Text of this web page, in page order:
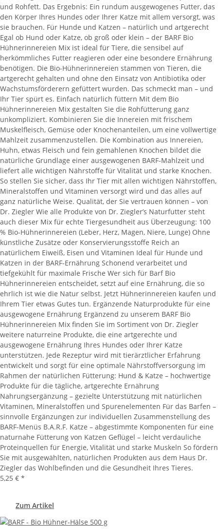
und Rohfett. Das Ergebnis: Ein rundum ausgewogenes Futter, das
den Körper Ihres Hundes oder Ihrer Katze mit allem versorgt, was
sie brauchen. Für Hunde und Katzen – natürlich und artgerecht
Egal ob Hund oder Katze, ob groß oder klein – der BARF Bio
Hühnerinnereien Mix ist ideal für Tiere, die sensibel auf
herkömmliches Futter reagieren oder eine besondere Ernährung
benötigen. Die Bio-Hühnerinnereien stammen von Tieren, die
artgerecht gehalten und ohne den Einsatz von Antibiotika oder
Wachstumsförderern gefüttert wurden. Das schmeckt man – und
Ihr Tier spürt es. Einfach natürlich füttern Mit dem Bio
Hühnerinnereien Mix gestalten Sie die Rohfütterung ganz
unkompliziert. Kombinieren Sie die Innereien mit frischem
Muskelfleisch, Gemüse oder Knochenanteilen, um eine vollwertige
Mahlzeit zusammenzustellen. Die Kombination aus Innereien,
Huhn, etwas Fleisch und fein gemahlenen Knochen bildet die
natürliche Grundlage einer ausgewogenen BARF-Mahlzeit und
liefert alle wichtigen Nährstoffe für Vitalität und starke Knochen.
So stellen Sie sicher, dass Ihr Tier mit allen wichtigen Nährstoffen,
Mineralstoffen und Vitaminen versorgt wird und das alles auf
ganz natürliche Weise. Qualität, der Sie vertrauen können – von
Dr. Ziegler Wie alle Produkte von Dr. Ziegler’s Naturfutter steht
auch dieser Mix für echte Tiergesundheit aus Überzeugung: 100
% Bio-Hühnerinnereien (Leber, Herz, Magen, Niere, Lunge) Ohne
künstliche Zusätze oder Konservierungsstoffe Reich an
natürlichem Eiweiß, Eisen und Vitaminen Ideal für Hunde und
Katzen in der BARF-Ernährung Schonend verarbeitet und
tiefgekühlt für maximale Frische Wer sich für Barf Bio
Hühnerinnereien entscheidet, setzt auf eine Ernährung, die so
ehrlich ist wie die Natur selbst. Jetzt Hühnerinnereien kaufen und
Ihrem Tier etwas Gutes tun. Ergänzende Naturprodukte für eine
ausgewogene Ernährung Ergänzend zu unserem BARF Bio
Hühnerinnereien Mix finden Sie im Sortiment von Dr. Ziegler
weitere naturreine Produkte, die eine artgerechte und
ausgewogene Ernährung Ihres Hundes oder Ihrer Katze
unterstützen. Jede Rezeptur wird mit tierärztlicher Erfahrung
entwickelt und sorgt für eine optimale Nährstoffversorgung im
Rahmen der natürlichen Fütterung: Hund & Katze – hochwertige
Produkte für die tägliche, artgerechte Ernährung
Nahrungsergänzung – gezielte Unterstützung mit natürlichen
Vitaminen, Mineralstoffen und Spurenelementen Für das Barfen –
sinnvolle Ergänzungen zur individuellen Zusammenstellung des
BARF-Menüs B.A.R.F. Katze – abgestimmte Komponenten für eine
naturnahe Fütterung von Katzen Geflügel – leicht verdauliche
Proteinquellen für Energie, Vitalität und starke Muskeln So fördern
Sie mit ausgewählten, natürlichen Produkten aus dem Haus Dr.
Ziegler das Wohlbefinden und die Gesundheit Ihres Tieres.
5,25 € *
Zum Artikel